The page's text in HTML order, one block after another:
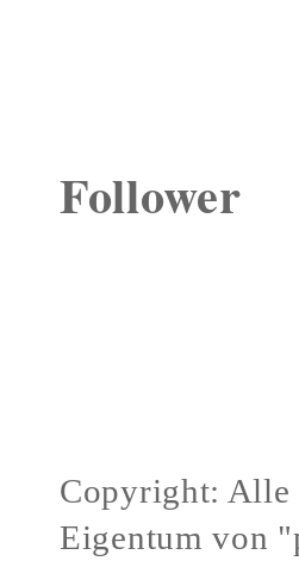
Follower
Copyright: Alle
Eigentum von